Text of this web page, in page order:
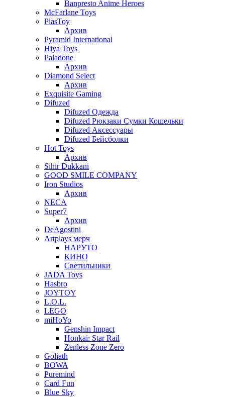
Banpresto Anime Heroes
McFarlane Toys
PlasToy
Архив
Pyramid International
Hiya Toys
Paladone
Архив
Diamond Select
Архив
Exquisite Gaming
Difuzed
Difuzed Одежда
Difuzed Рюкзаки Сумки Кошельки
Difuzed Аксессуары
Difuzed Бейсболки
Hot Toys
Архив
Sihir Dukkani
GOOD SMILE COMPANY
Iron Studios
Архив
NECA
Super7
Архив
DeAgostini
Artplays мерч
НАРУТО
КИНО
Светильники
JADA Toys
Hasbro
JOYTOY
L.O.L.
LEGO
miHoYo
Genshin Impact
Honkai: Star Rail
Zenless Zone Zero
Goliath
BOWA
Puremind
Card Fun
Blue Sky